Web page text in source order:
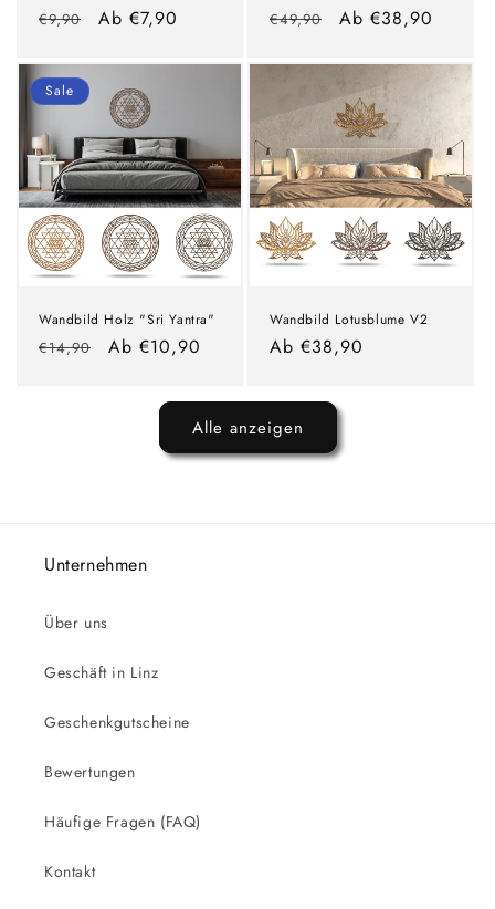
Normaler
€9,90 Verkaufspreis
Ab €7,90
Normaler
€49,90 Verkaufspreis
Ab €38,90
Sale
Wandbild Holz "Sri Yantra"
Normaler
€14,90 Verkaufspreis
Ab €10,90
Wandbild Lotusblume V2
Normaler
Ab €38,90
Alle anzeigen
Unternehmen
Über uns
Geschäft in Linz
Geschenkgutscheine
Bewertungen
Häufige Fragen (FAQ)
Kontakt